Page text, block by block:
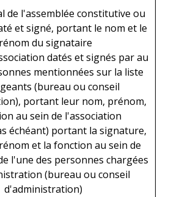
de l'assemblée constitutive ou
et signé, portant le nom et le
du signataire
datés et signés par au
mentionnées sur la liste
(bureau ou conseil
portant leur nom, prénom,
au sein de l'association
échéant) portant la signature,
et la fonction au sein de
l'une des personnes chargées
(bureau ou conseil
d'administration)